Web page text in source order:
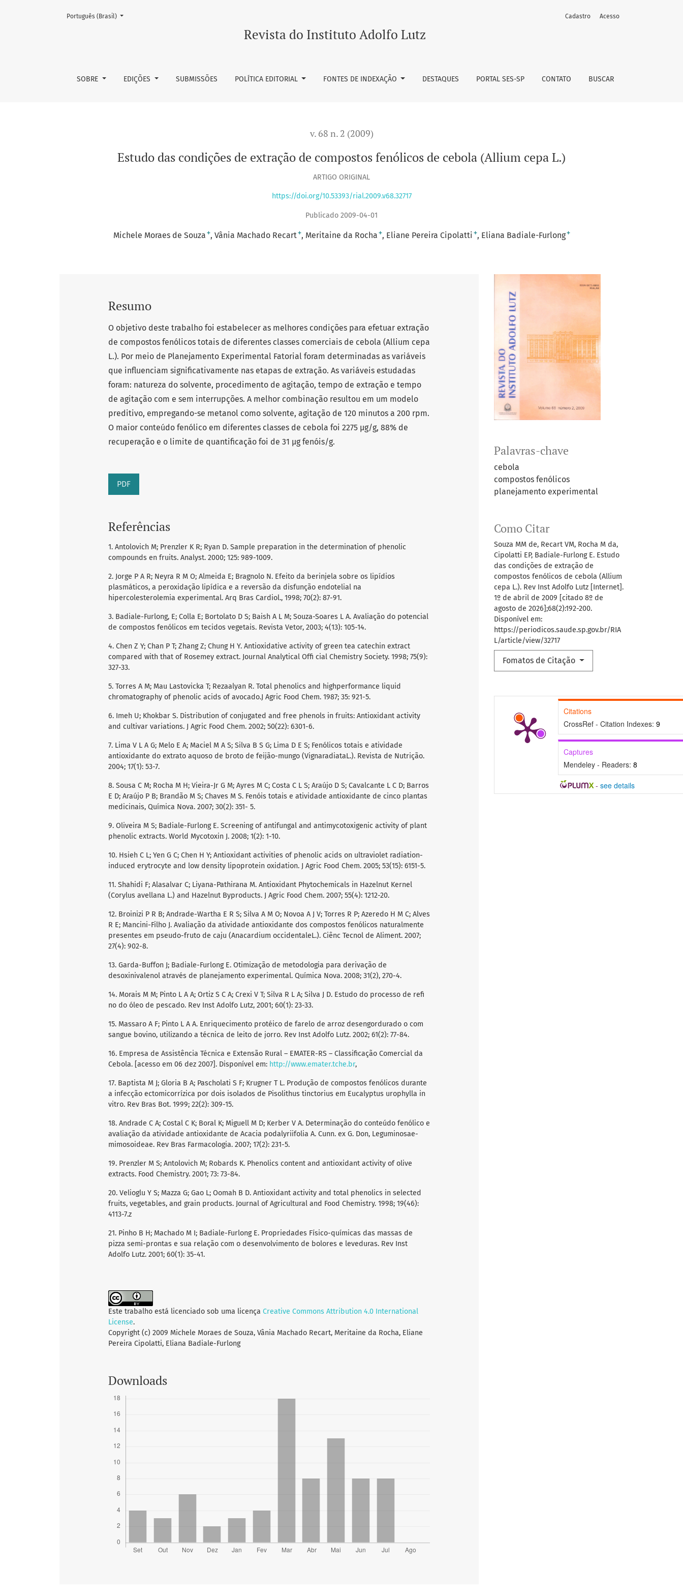
Estudo das condições de extração de compostos fenólicos de cebola (Allium cepa L.)
Revista do Instituto Adolfo Lutz
SOBRE EDIÇÕES SUBMISSÕES POLÍTICA EDITORIAL FONTES DE INDEXAÇÃO DESTAQUES PORTAL SES-SP CONTATO BUSCAR
Cadastro Acesso
Mudar o idioma. O atual é:
Português (Brasil)
v. 68 n. 2 (2009)
Estudo das condições de extração de compostos fenólicos de cebola (Allium cepa L.)
ARTIGO ORIGINAL
https://doi.org/10.53393/rial.2009.v68.32717
Publicado 2009-04-01
Michele Moraes de Souza + Vânia Machado Recart+ Meritaine da Rocha + Eliane Pereira Cipolatti + Eliana Badiale-Furlong+
Palavras-chave
cebola
compostos fenólicos
planejamento experimental
Como Citar
Souza MM de, Recart VM, Rocha M da,
Cipolatti EP, Badiale-Furlong E. Estudo
das condições de extração de
compostos fenólicos de cebola (Allium
cepa L.). Rev Inst Adolfo Lutz [Internet].
1º de abril de 2009 [citado 8º de
agosto de 2026];68(2):192-200.
Disponível em:
https://periodicos.saude.sp.gov.br/RIA
L/article/view/32717
Fomatos de Citação
Citations
CrossRef - Citation Indexes: 9
Captures
Mendeley - Readers: 8
- see details
Resumo
O objetivo deste trabalho foi estabelecer as melhores condições para efetuar extração
de compostos fenólicos totais de diferentes classes comerciais de cebola (Allium cepa
L.). Por meio de Planejamento Experimental Fatorial foram determinadas as variáveis
que influenciam significativamente nas etapas de extração. As variáveis estudadas
foram: natureza do solvente, procedimento de agitação, tempo de extração e tempo
de agitação com e sem interrupções. A melhor combinação resultou em um modelo
preditivo, empregando-se metanol como solvente, agitação de 120 minutos a 200 rpm.
O maior conteúdo fenólico em diferentes classes de cebola foi 2275 μg/g, 88% de
recuperação e o limite de quantificação foi de 31 μg fenóis/g.
PDF
Referências
1. Antolovich M; Prenzler K R; Ryan D. Sample preparation in the determination of phenolic
compounds en fruits. Analyst. 2000; 125: 989-1009.
2. Jorge P A R; Neyra R M O; Almeida E; Bragnolo N. Efeito da berinjela sobre os lipídios
plasmáticos, a peroxidação lipídica e a reversão da disfunção endotelial na
hipercolesterolemia experimental. Arq Bras Cardiol., 1998; 70(2): 87-91.
3. Badiale-Furlong, E; Colla E; Bortolato D S; Baish A L M; Souza-Soares L A. Avaliação do potencial
de compostos fenólicos em tecidos vegetais. Revista Vetor, 2003; 4(13): 105-14.
4. Chen Z Y; Chan P T; Zhang Z; Chung H Y. Antioxidative activity of green tea catechin extract
compared with that of Rosemey extract. Journal Analytical Offi cial Chemistry Society. 1998; 75(9):
327-33.
5. Torres A M; Mau Lastovicka T; Rezaalyan R. Total phenolics and highperformance liquid
chromatography of phenolic acids of avocado.J Agric Food Chem. 1987; 35: 921-5.
6. Imeh U; Khokbar S. Distribution of conjugated and free phenols in fruits: Antioxidant activity
and cultivar variations. J Agric Food Chem. 2002; 50(22): 6301-6.
7. Lima V L A G; Melo E A; Maciel M A S; Silva B S G; Lima D E S; Fenólicos totais e atividade
antioxidante do extrato aquoso de broto de feijão-mungo (VignaradiataL.). Revista de Nutrição.
2004; 17(1): 53-7.
8. Sousa C M; Rocha M H; Vieira-Jr G M; Ayres M C; Costa C L S; Araújo D S; Cavalcante L C D; Barros
E D; Araújo P B; Brandão M S; Chaves M S. Fenóis totais e atividade antioxidante de cinco plantas
medicinais, Química Nova. 2007; 30(2): 351- 5.
9. Oliveira M S; Badiale-Furlong E. Screening of antifungal and antimycotoxigenic activity of plant
phenolic extracts. World Mycotoxin J. 2008; 1(2): 1-10.
10. Hsieh C L; Yen G C; Chen H Y; Antioxidant activities of phenolic acids on ultraviolet radiation-
induced erytrocyte and low density lipoprotein oxidation. J Agric Food Chem. 2005; 53(15): 6151-5.
11. Shahidi F; Alasalvar C; Liyana-Pathirana M. Antioxidant Phytochemicals in Hazelnut Kernel
(Corylus avellana L.) and Hazelnut Byproducts. J Agric Food Chem. 2007; 55(4): 1212-20.
12. Broinizi P R B; Andrade-Wartha E R S; Silva A M O; Novoa A J V; Torres R P; Azeredo H M C; Alves
R E; Mancini-Filho J. Avaliação da atividade antioxidante dos compostos fenólicos naturalmente
presentes em pseudo-fruto de caju (Anacardium occidentaleL.). Ciênc Tecnol de Aliment. 2007;
27(4): 902-8.
13. Garda-Buffon J; Badiale-Furlong E. Otimização de metodologia para derivação de
desoxinivalenol através de planejamento experimental. Química Nova. 2008; 31(2), 270-4.
14. Morais M M; Pinto L A A; Ortiz S C A; Crexi V T; Silva R L A; Silva J D. Estudo do processo de refi
no do óleo de pescado. Rev Inst Adolfo Lutz, 2001; 60(1): 23-33.
15. Massaro A F; Pinto L A A. Enriquecimento protéico de farelo de arroz desengordurado o com
sangue bovino, utilizando a técnica de leito de jorro. Rev Inst Adolfo Lutz. 2002; 61(2): 77-84.
16. Empresa de Assistência Técnica e Extensão Rural – EMATER-RS – Classificação Comercial da
Cebola. [acesso em 06 dez 2007]. Disponível em: http://www.emater.tche.br,
17. Baptista M J; Gloria B A; Pascholati S F; Krugner T L. Produção de compostos fenólicos durante
a infecção ectomicorrízica por dois isolados de Pisolithus tinctorius em Eucalyptus urophylla in
vitro. Rev Bras Bot. 1999; 22(2): 309-15.
18. Andrade C A; Costal C K; Boral K; Miguell M D; Kerber V A. Determinação do conteúdo fenólico e
avaliação da atividade antioxidante de Acacia podalyriifolia A. Cunn. ex G. Don, Leguminosae-
mimosoideae. Rev Bras Farmacologia. 2007; 17(2): 231-5.
19. Prenzler M S; Antolovich M; Robards K. Phenolics content and antioxidant activity of olive
extracts. Food Chemistry. 2001; 73: 73-84.
20. Velioglu Y S; Mazza G; Gao L; Oomah B D. Antioxidant activity and total phenolics in selected
fruits, vegetables, and grain products. Journal of Agricultural and Food Chemistry. 1998; 19(46):
4113-7.z
21. Pinho B H; Machado M I; Badiale-Furlong E. Propriedades Físico-químicas das massas de
pizza semi-prontas e sua relação com o desenvolvimento de bolores e leveduras. Rev Inst
Adolfo Lutz. 2001; 60(1): 35-41.
Este trabalho está licenciado sob uma licença Creative Commons Attribution 4.0 International
License.
Copyright (c) 2009 Michele Moraes de Souza, Vânia Machado Recart, Meritaine da Rocha, Eliane
Pereira Cipolatti, Eliana Badiale-Furlong
Downloads